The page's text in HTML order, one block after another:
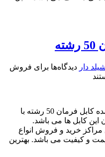
دار دیدگاه‌ها برای فروش
مجموعه آراد کابل، مرکز فروش عمده کابل فرمان 50 رشته با
این کابل ها می باشد.
مراکز خرید و فروش انواع
و کیفیت می باشد. بهترین